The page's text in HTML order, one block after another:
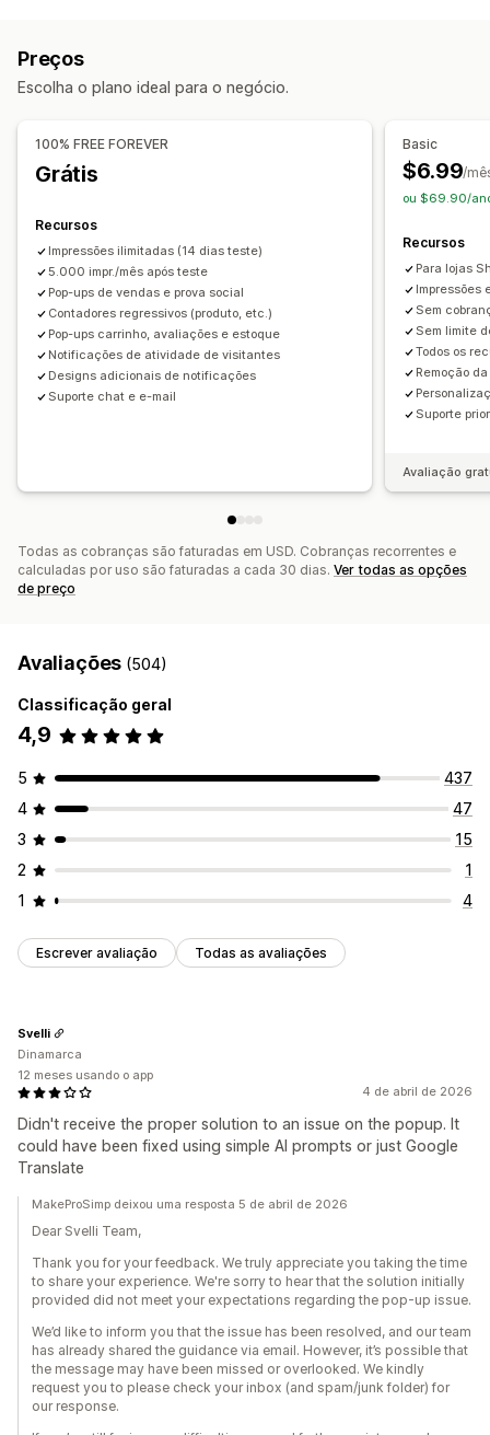
Pop-ups personalizados
Modelos Geração por IA
Tradução
Localização
Geolocalização
Acompanhamento
APIs e webhooks
Opções de exibição
Contagem de avaliações
Notificações personalizadas
Layouts automáticos
Análises
Acompanhamento de engajamento
Acompanhamento de conversões
Preços
Escolha o plano ideal para o negócio.
100% FREE FOREVER
Grátis
Recursos
Impressões ilimitadas (14 dias teste)
5.000 impr./mês após teste
Pop-ups de vendas e prova social
Contadores regressivos (produto, etc.)
Pop-ups carrinho, avaliações e estoque
Notificações de atividade de visitantes
Designs adicionais de notificações
Suporte chat e e-mail
Basic
$6.99/
ou $69.90/
Recursos
Para lojas
Impressões
Sem
Sem limite
Todos os
Remoção
Suporte
Avaliação
Todas as cobranças são faturadas em USD. Cobranças recorrentes e
calculadas por uso são faturadas a cada 30 dias. Ver todas as opções
de preço
Avaliações (504)
Classificação geral
4,9
5
437
4
47
3
15
2
1
1
4
Escrever avaliação Todas as avaliações
4 de abril de 2026
Didn't receive the proper solution to an issue on the popup. It
could have been fixed using simple AI prompts or just Google
Translate
Svelli
Dinamarca
12 meses usando o app
MakeProSimp deixou uma resposta 5 de abril de 2026
Dear Svelli Team,
Thank you for your feedback. We truly appreciate you taking the time
to share your experience. We're sorry to hear that the solution initially
provided did not meet your expectations regarding the pop-up issue.
We’d like to inform you that the issue has been resolved, and our team
has already shared the guidance via email. However, it’s possible that
the message may have been missed or overlooked. We kindly
request you to please check your inbox (and spam/junk folder) for
our response.